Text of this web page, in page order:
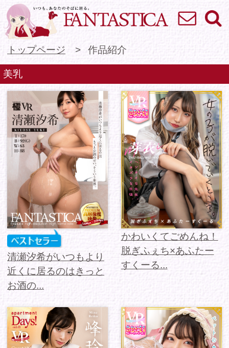
VR専門★アイド
トップページ
美乳
清瀬汐希がいつもより
近くに居るのはきっと
お酒の...
かわいくてごめんね！
脱ぎふぇち×あふたー
すくーる...
apartment Days!
Guest 230 峰玲子
sideB
かわいくてごめんね！
ぱにっくはぁと らびっ
と 芽衣